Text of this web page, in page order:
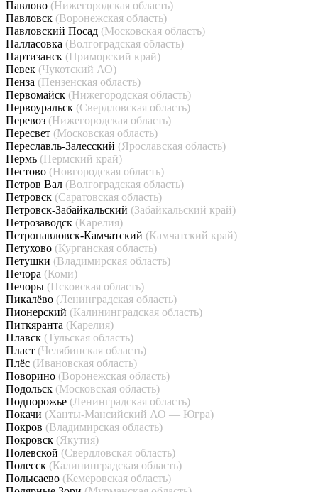
Павлово (Нижегородская область)
Павловск (Воронежская область)
Павловский Посад (Московская область)
Палласовка (Волгоградская область)
Партизанск (Приморский край)
Певек (Чукотский АО)
Пенза (Пензенская область)
Первомайск (Нижегородская область)
Первоуральск (Свердловская область)
Перевоз (Нижегородская область)
Пересвет (Московская область)
Переславль-Залесский (Ярославская область)
Пермь (Пермский край)
Пестово (Новгородская область)
Петров Вал (Волгоградская область)
Петровск (Саратовская область)
Петровск-Забайкальский (Забайкальский край)
Петрозаводск (Карелия)
Петропавловск-Камчатский (Камчатский край)
Петухово (Курганская область)
Петушки (Владимирская область)
Печора (Коми)
Печоры (Псковская область)
Пикалёво (Ленинградская область)
Пионерский (Калининградская область)
Питкяранта (Карелия)
Плавск (Тульская область)
Пласт (Челябинская область)
Плёс (Ивановская область)
Поворино (Воронежская область)
Подольск (Московская область)
Подпорожье (Ленинградская область)
Покачи (Ханты-Мансийский АО — Югра)
Покров (Владимирская область)
Покровск (Якутия)
Полевской (Свердловская область)
Полесск (Калининградская область)
Полысаево (Кемеровская область)